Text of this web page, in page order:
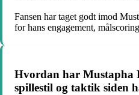
Fansen har taget godt imod
for hans engagement,
Hvordan har Mustapha
spillestil og taktik siden